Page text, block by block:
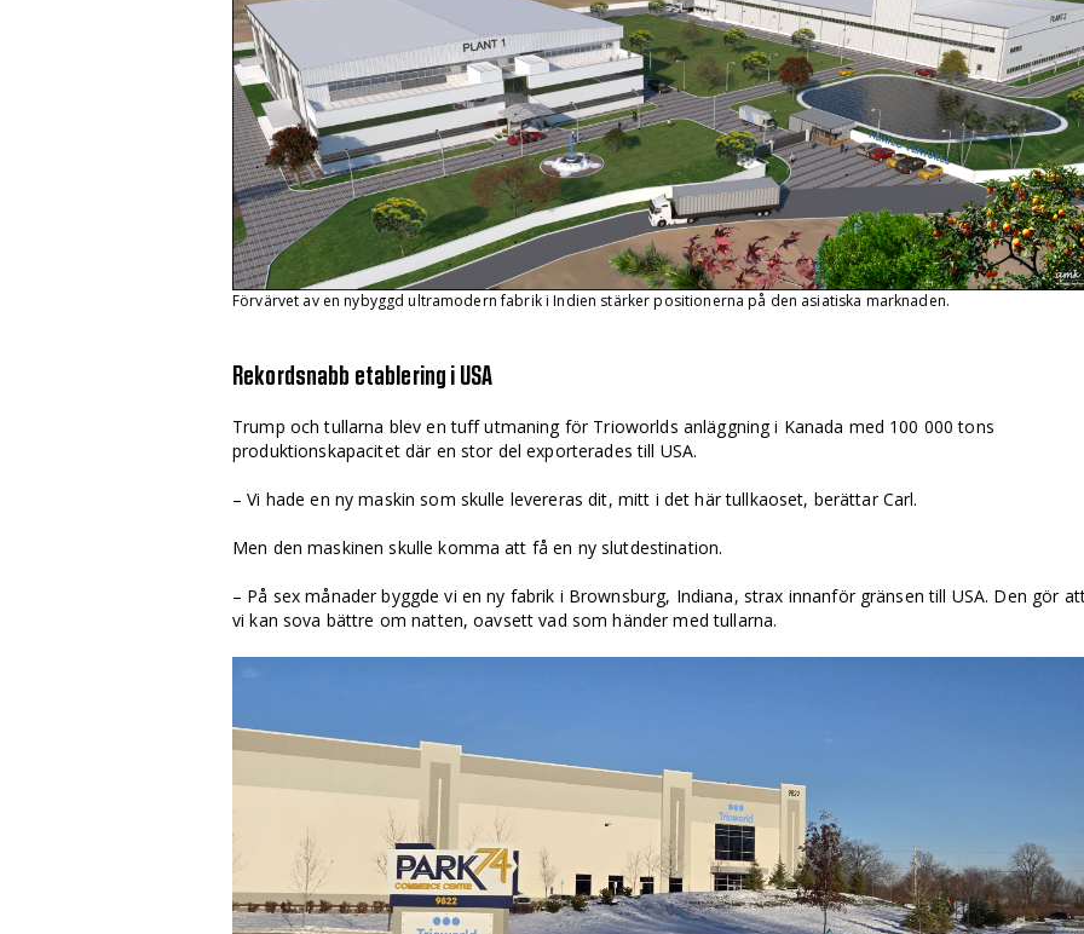
Förvärvet av en nybyggd ultramodern fabrik i Indien stärker positionerna på den asiatiska marknaden.
Rekordsnabb etablering i USA
Trump och tullarna blev en tuff ut­­­maning för Trioworlds anläggning i Kanada med 100 000 tons
produktionskapacitet där en stor del exporterades till USA.
– Vi hade en ny maskin som skulle levereras dit, mitt i det här tullkaoset, berättar Carl.
Men den maskinen skulle komma att få en ny slutdestination.
– På sex månader byggde vi en ny fabrik i Brownsburg, Indiana, strax innanför gränsen till USA. Den gör
vi kan sova bättre om natten, oavsett vad som händer med tullarna.